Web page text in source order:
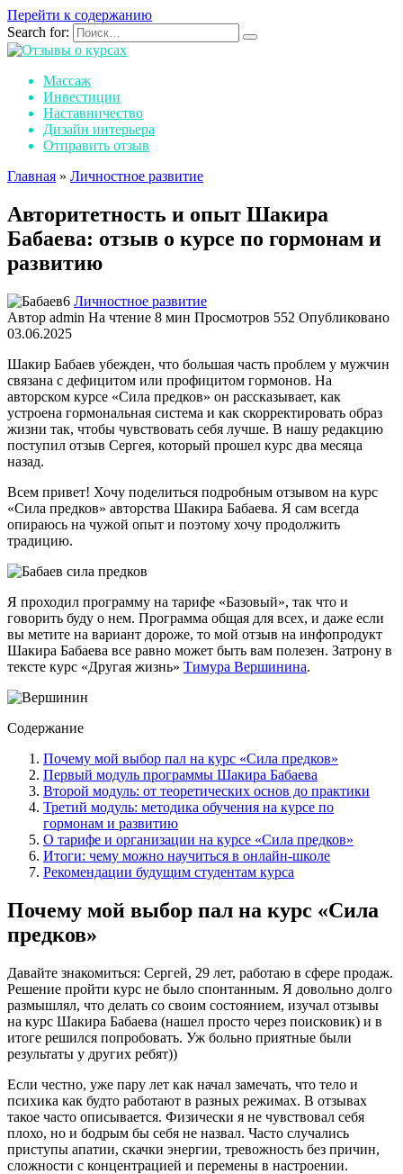
Перейти к содержанию
Search for:
Массаж
Инвестиции
Наставничество
Дизайн интерьера
Отправить отзыв
Главная » Личностное развитие
Авторитетность и опыт Шакира
Бабаева: отзыв о курсе по гормонам и
развитию
Личностное развитие
Автор admin На чтение 8 мин Просмотров 552 Опубликовано
03.06.2025
Шакир Бабаев убежден, что большая часть проблем у мужчин
связана с дефицитом или профицитом гормонов. На
авторском курсе «Сила предков» он рассказывает, как
устроена гормональная система и как скорректировать образ
жизни так, чтобы чувствовать себя лучше. В нашу редакцию
поступил отзыв Сергея, который прошел курс два месяца
назад.
Всем привет! Хочу поделиться подробным отзывом на курс
«Сила предков» авторства Шакира Бабаева. Я сам всегда
опираюсь на чужой опыт и поэтому хочу продолжить
традицию.
Я проходил программу на тарифе «Базовый», так что и
говорить буду о нем. Программа общая для всех, и даже если
вы метите на вариант дороже, то мой отзыв на инфопродукт
Шакира Бабаева все равно может быть вам полезен. Затрону в
тексте курс «Другая жизнь» Тимура Вершинина.
Содержание
Почему мой выбор пал на курс «Сила предков»
Первый модуль программы Шакира Бабаева
Второй модуль: от теоретических основ до практики
Третий модуль: методика обучения на курсе по
гормонам и развитию
О тарифе и организации на курсе «Сила предков»
Итоги: чему можно научиться в онлайн-школе
Рекомендации будущим студентам курса
Почему мой выбор пал на курс «Сила
предков»
Давайте знакомиться: Сергей, 29 лет, работаю в сфере продаж.
Решение пройти курс не было спонтанным. Я довольно долго
размышлял, что делать со своим состоянием, изучал отзывы
на курс Шакира Бабаева (нашел просто через поисковик) и в
итоге решился попробовать. Уж больно приятные были
результаты у других ребят))
Если честно, уже пару лет как начал замечать, что тело и
психика как будто работают в разных режимах. В отзывах
такое часто описывается. Физически я не чувствовал себя
плохо, но и бодрым бы себя не назвал. Часто случались
приступы апатии, скачки энергии, тревожность без причин,
сложности с концентрацией и перемены в настроении.